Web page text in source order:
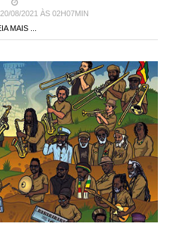
08/2021 ÀS 02H07MIN
MAIS ...